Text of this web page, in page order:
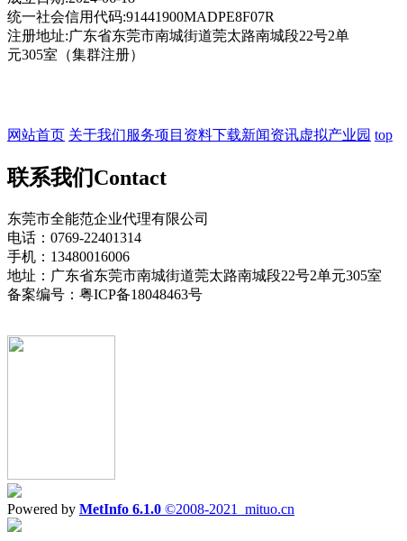
统一社会信用代码:91441900MADPE8F07R
注册地址:广东省东莞市南城街道莞太路南城段22号2单
元305室（集群注册）
网站首页 关于我们服务项目 资料下载新闻资讯虚拟产业园 top
联系我们Contact
东莞市全能范企业代理有限公司
电话：0769-22401314
手机：13480016006
地址：广东省东莞市南城街道莞太路南城段22号2单元305室
备案编号：粤ICP备18048463号
Powered by MetInfo 6.1.0 ©2008-2021 mituo.cn